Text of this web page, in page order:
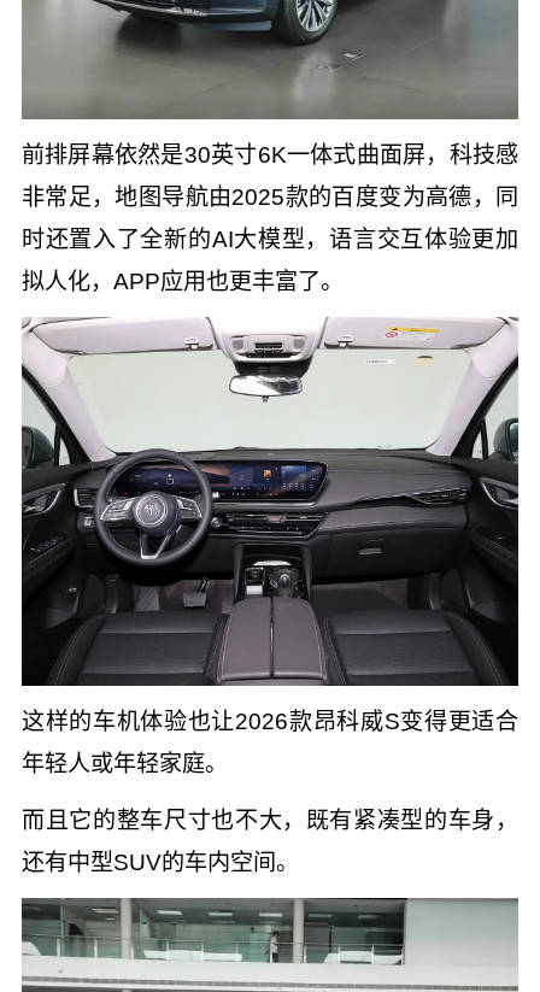
前排屏幕依然是30英寸6K一体式曲面屏，科技感
非常足，地图导航由2025款的百度变为高德，同
时还置入了全新的AI大模型，语言交互体验更加
拟人化，APP应用也更丰富了。
这样的车机体验也让2026款昂科威S变得更适合
年轻人或年轻家庭。
而且它的整车尺寸也不大，既有紧凑型的车身，
还有中型SUV的车内空间。